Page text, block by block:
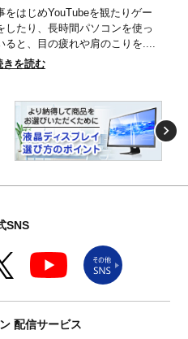
をはじめYouTubeを観たりゲー
したり、長時間パソコンを使っ
ると、目の疲れや肩のこりを....
きを読む
SNS
配信サービス